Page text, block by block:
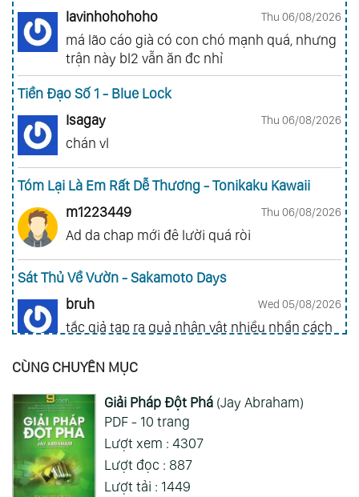
lavinhohohoho
Thu 06/08/2026
má lão cáo già có con chó mạnh quá, nhưng
trận này bl2 vẫn ăn đc nhỉ
Tiền Đạo Số 1 - Blue Lock
Isagay
Thu 06/08/2026
chán vl
Tóm Lại Là Em Rất Dễ Thương - Tonikaku Kawaii
m1223449
Thu 06/08/2026
Ad da chap mới đê lười quá ròi
Sát Thủ Về Vườn - Sakamoto Days
bruh
Wed 05/08/2026
tắc giả tạp ra quả nhân vật nhiều nhần cách
Gia Đình Điệp Viên - Spy X Family
ai hỏi 123
Wed 05/08/2026
Mong 1 ngày shop ra 2 chap
Xem Thêm
CÙNG CHUYÊN MỤC
Giải Pháp Đột Phá(Jay Abraham)
PDF - 10 trang
Lượt xem : 4307
Lượt đọc : 887
Lượt tải : 1449